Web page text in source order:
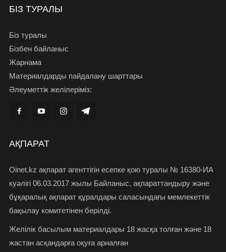
БІЗ ТУРАЛЫ
Біз туралы
Бізбен байланыс
Жарнама
Материалдарды пайдалану шарттары
Әлеуметтік желілеріміз:
АҚПАРАТ
Oinet.kz ақпарат агенттігін есепке қою туралы № 16380-ИА
куәлігі 06.03.2017 жылы Байланыс, ақпараттандыру және
бұқаралық ақпарат құралдары саласындағы мемлекеттік
бақылау комитетінен берілді.
Желілік басылым материалдары 18 жасқа толған және 18
жастан асқандарға оқуға арналған